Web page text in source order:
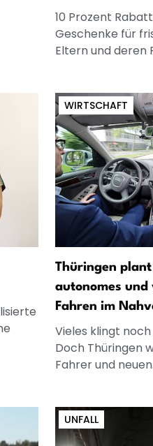
10 Prozent
Geschenke für
Eltern und deren
WIRTSCHAFT
Thüringen
autonomes und
Fahren im
Vieles klingt
Doch Thüringen
Fahrer und
UNFALL